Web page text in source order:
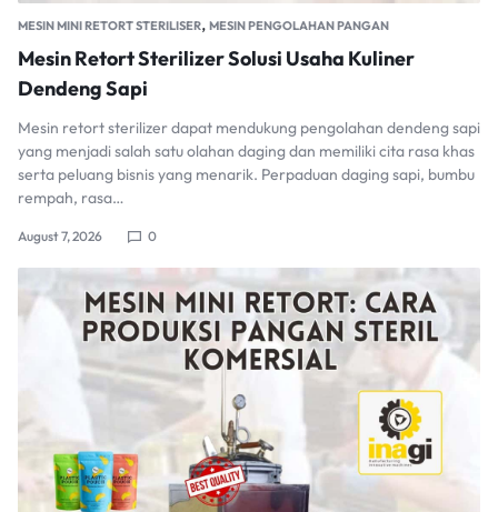
MESIN MINI RETORT STERILISER, MESIN PENGOLAHAN PANGAN
Mesin Retort Sterilizer Solusi Usaha Kuliner
Dendeng Sapi
Mesin retort sterilizer dapat mendukung pengolahan dendeng sapi
yang menjadi salah satu olahan daging dan memiliki cita rasa khas
serta peluang bisnis yang menarik. Perpaduan daging sapi, bumbu
rempah, rasa…
August 7, 2026 0